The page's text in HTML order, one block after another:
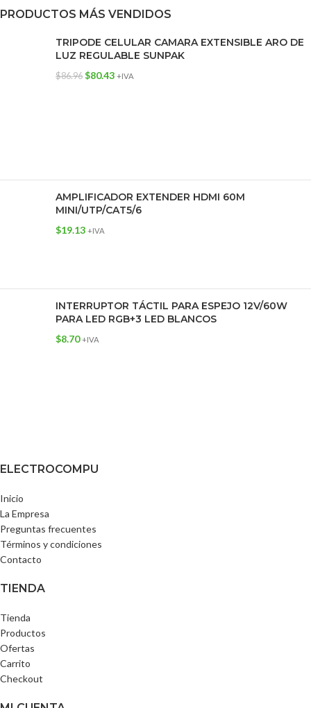
PRODUCTOS MÁS VENDIDOS
TRIPODE CELULAR CAMARA EXTENSIBLE ARO DE
LUZ REGULABLE SUNPAK
$86.96 $80.43 +IVA
AMPLIFICADOR EXTENDER HDMI 60M
MINI/UTP/CAT5/6
$19.13 +IVA
INTERRUPTOR TÁCTIL PARA ESPEJO 12V/60W
PARA LED RGB+3 LED BLANCOS
$8.70 +IVA
ELECTROCOMPU
Inicio
La Empresa
Preguntas frecuentes
Términos y condiciones
Contacto
TIENDA
Tienda
Productos
Ofertas
Carrito
Checkout